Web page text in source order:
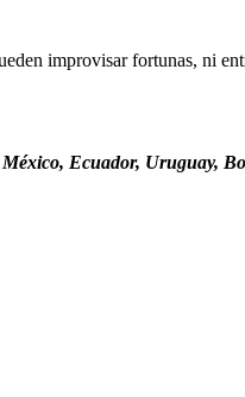
improvisar fortunas, ni
Ecuador, Uruguay,